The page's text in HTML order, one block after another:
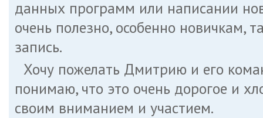
данных программ или написании
очень полезно, особенно новичкам,
запись.
Хочу пожелать Дмитрию и его
понимаю, что это очень дорогое и
своим вниманием и участием.